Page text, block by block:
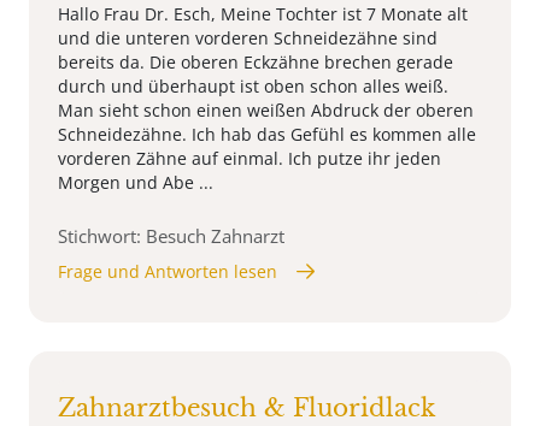
Hallo Frau Dr. Esch, Meine Tochter ist 7 Monate alt
und die unteren vorderen Schneidezähne sind
bereits da. Die oberen Eckzähne brechen gerade
durch und überhaupt ist oben schon alles weiß.
Man sieht schon einen weißen Abdruck der oberen
Schneidezähne. Ich hab das Gefühl es kommen alle
vorderen Zähne auf einmal. Ich putze ihr jeden
Morgen und Abe ...
Stichwort: Besuch Zahnarzt
Frage und Antworten lesen
Zahnarztbesuch & Fluoridlack